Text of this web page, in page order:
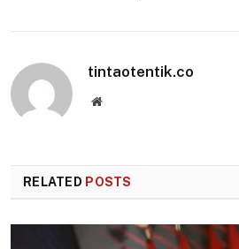
tintaotentik.co
Website
RELATED POSTS